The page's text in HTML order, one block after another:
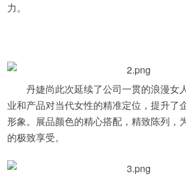
力。
丹婕尚此次延续了公司一贯的浪漫女
业和产品对当代女性的精准定位，提升了
形象。展品颜色的精心搭配，精致陈列，
的极致享受。